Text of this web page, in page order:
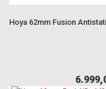
Hoya 62mm Fusion